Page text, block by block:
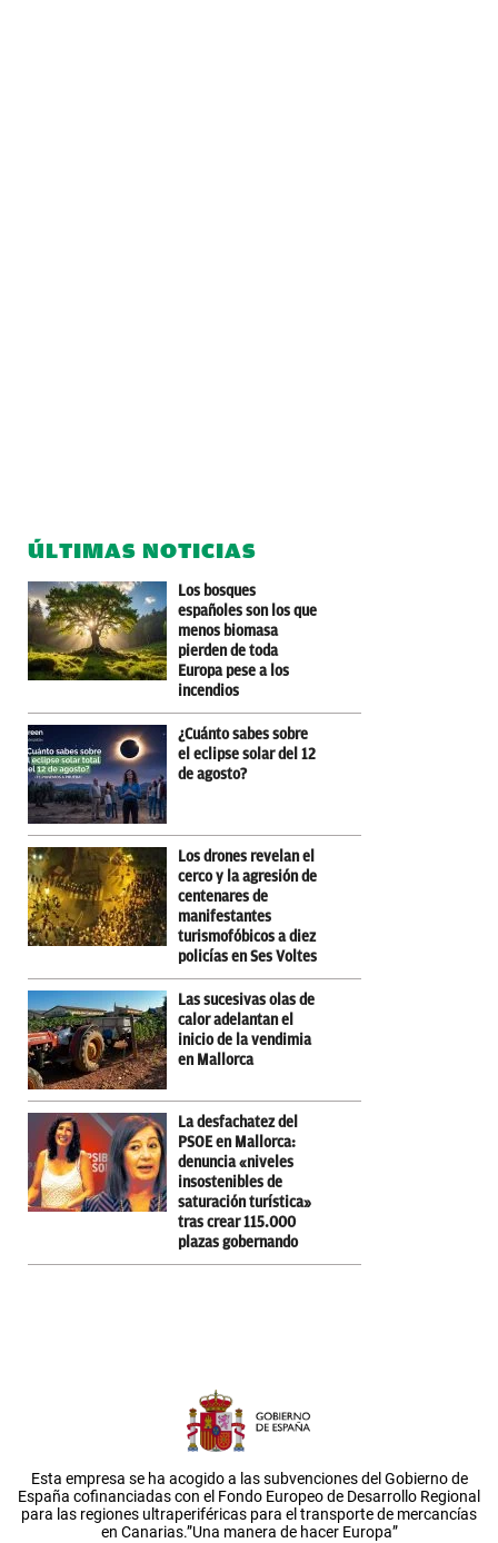
ÚLTIMAS NOTICIAS
Los bosques
españoles son los que
menos biomasa
pierden de toda
Europa pese a los
incendios
¿Cuánto sabes sobre
el eclipse solar del 12
de agosto?
Los drones revelan el
cerco y la agresión de
centenares de
manifestantes
turismofóbicos a diez
policías en Ses Voltes
Las sucesivas olas de
calor adelantan el
inicio de la vendimia
en Mallorca
La desfachatez del
PSOE en Mallorca:
denuncia «niveles
insostenibles de
saturación turística»
tras crear 115.000
plazas gobernando
Esta empresa se ha acogido a las subvenciones del Gobierno de
España cofinanciadas con el Fondo Europeo de Desarrollo Regional
para las regiones ultraperiféricas para el transporte de mercancías
en Canarias.”Una manera de hacer Europa”